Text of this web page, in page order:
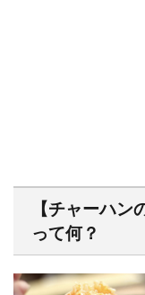
【チャーハ
って何？